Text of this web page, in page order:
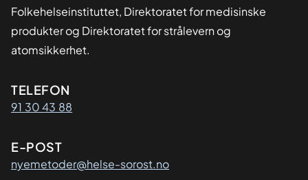
Folkehelseinstituttet, Direktoratet for medisinske
produkter og Direktoratet for strålevern og
atomsikkerhet.
Kontaktinformasjon
TELEFON
91 30 43 88
E-POST
nyemetoder@helse-sorost.no